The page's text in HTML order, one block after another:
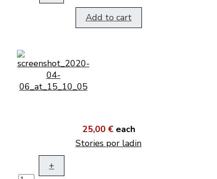
Add to cart
25,00 € each
Stories por ladin
+